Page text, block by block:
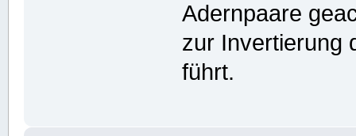
Adernpaare
zur Invertierung
führt.